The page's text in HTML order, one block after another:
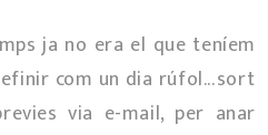
ja no era el que teníem
com un dia rúfol...sort
via e-mail, per anar